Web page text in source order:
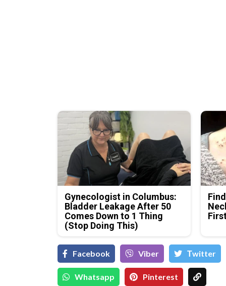
Gynecologist in Columbus:
Bladder Leakage After 50
Comes Down to 1 Thing
(Stop Doing This)
Facebook Viber Тwitter
Whatsapp Pinterest